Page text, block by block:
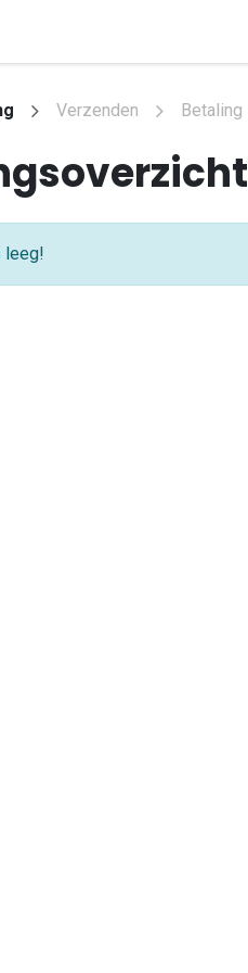
Verzenden Betaling
leeg!